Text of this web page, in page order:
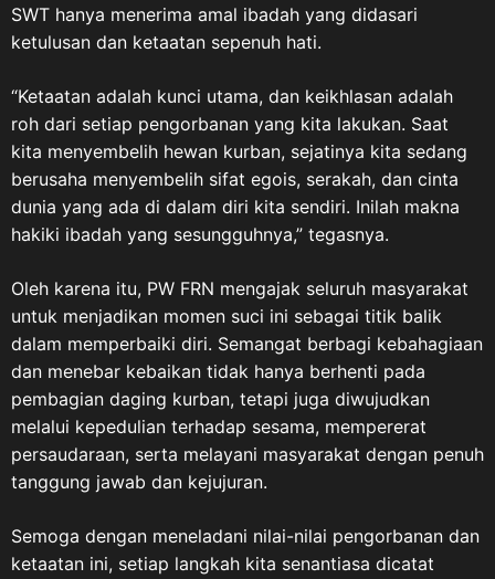
SWT hanya menerima amal ibadah yang didasari
ketulusan dan ketaatan sepenuh hati.
“Ketaatan adalah kunci utama, dan keikhlasan adalah
roh dari setiap pengorbanan yang kita lakukan. Saat
kita menyembelih hewan kurban, sejatinya kita sedang
berusaha menyembelih sifat egois, serakah, dan cinta
dunia yang ada di dalam diri kita sendiri. Inilah makna
hakiki ibadah yang sesungguhnya,” tegasnya.
Oleh karena itu, PW FRN mengajak seluruh masyarakat
untuk menjadikan momen suci ini sebagai titik balik
dalam memperbaiki diri. Semangat berbagi kebahagiaan
dan menebar kebaikan tidak hanya berhenti pada
pembagian daging kurban, tetapi juga diwujudkan
melalui kepedulian terhadap sesama, mempererat
persaudaraan, serta melayani masyarakat dengan penuh
tanggung jawab dan kejujuran.
Semoga dengan meneladani nilai-nilai pengorbanan dan
ketaatan ini, setiap langkah kita senantiasa dicatat